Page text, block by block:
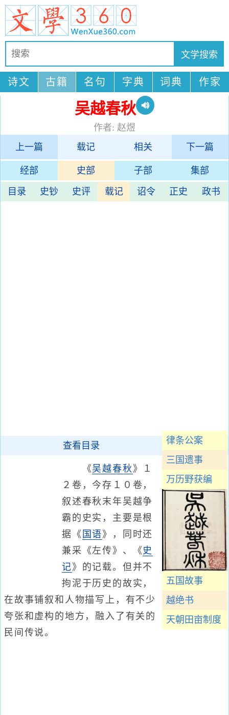
诗文 古籍 名句 字典 词典 作家
吴越春秋
作者: 赵煜
上一篇
载记 相关 下一篇
经部 史部 子部 集部
目录 史钞 史评 载记 诏令 正史 政书
律条公案
三国遗事
万历野获编
五国故事
越绝书
天朝田亩制度
查看目录
《吴越春秋 》１
２卷，今存１０卷，
叙述春秋末年吴越争
霸的史实，主要是根
据《 国语》，同时还
兼采《左传》、《 史
记》的记载。但并不
拘泥于历史的故实，
在故事铺叙和人物描写上，有不少
夸张和虚构的地方，融入了有关的
民间传说。